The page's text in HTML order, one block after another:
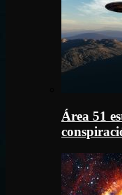
Área 51